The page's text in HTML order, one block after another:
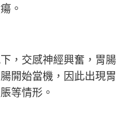
。
，交感神經興奮，胃腸
開始當機，因此出現胃
等情形。